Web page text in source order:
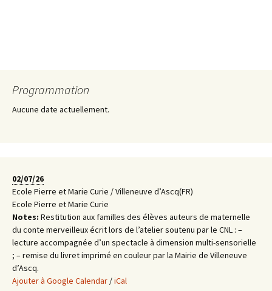
Programmation
Aucune date actuellement.
02/07/26
Ecole Pierre et Marie Curie / Villeneuve d’Ascq(FR)
Ecole Pierre et Marie Curie
Notes: Restitution aux familles des élèves auteurs de maternelle
du conte merveilleux écrit lors de l’atelier soutenu par le CNL : –
lecture accompagnée d’un spectacle à dimension multi-sensorielle
; – remise du livret imprimé en couleur par la Mairie de Villeneuve
d’Ascq.
Ajouter à Google Calendar /iCal